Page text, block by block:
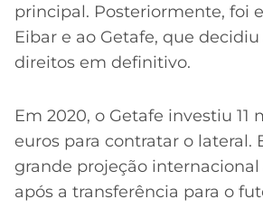
principal. Posteriormente, foi
Eibar e ao Getafe, que
direitos em definitivo.
Em 2020, o Getafe investiu 11
euros para contratar o lateral.
grande projeção
após a transferência para o